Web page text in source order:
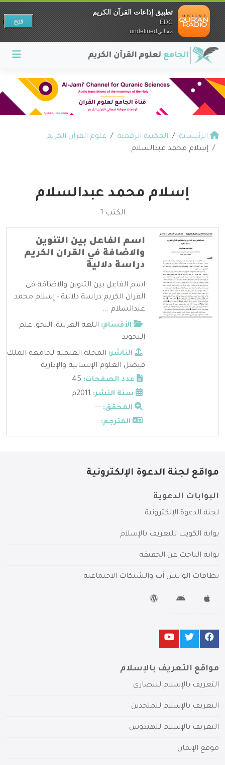
الرئيسية المكتبة الرقمية
علوم القرآن الكريم
إسلام محمد عبدالسلام
إسلام محمد عبدالسلام
الكتب 1
اسم الفاعل بين التنوين
والاضافة في القران الكريم
دراسة دلالية
اسم الفاعل بين التنوين والاضافة في
القران الكريم دراسة دلالية - إسلام محمد
عبدالسلام ...
الأقسام: اللغة العربية, النحو, علم
التجويد
الناشر: المجلة العلمية لجامعة الملك
فيصل العلوم الإنسانية والإدارية
عدد الصفحات:
سنة النشر:
المحقق: ---
المترجم: ---
مواقع لجنة الدعوة الإلكترونية
البوابات الدعوية
لجنة الدعوة الإلكترونية
بوابة الكويت للتعريف بالإسلام
بوابة الباحث عن الحقيقة
بطاقات الواتس آب والشبكات الاجتماعية
مواقع التعريف بالإسلام
التعريف بالإسلام للنصارى
التعريف بالإسلام للملحدين
التعريف بالإسلام للهندوس
موقع الإيمان
تطبيق إذاعات القرآن الكريم
EDC
مجانيundefined
فتح